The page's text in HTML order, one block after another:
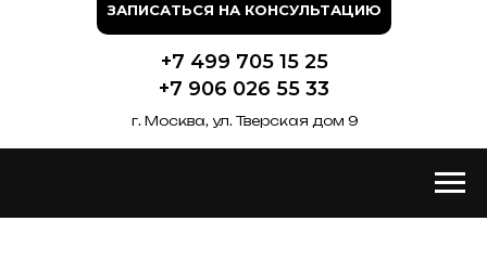
+7 906 026 55 33
г. Москва, ул. Тверская дом 9
+7 499 705 15 25
ЗАПИСАТЬСЯ НА КОНСУЛЬТАЦИЮ